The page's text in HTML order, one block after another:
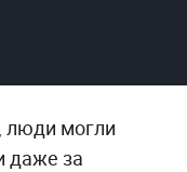
люди могли
даже за